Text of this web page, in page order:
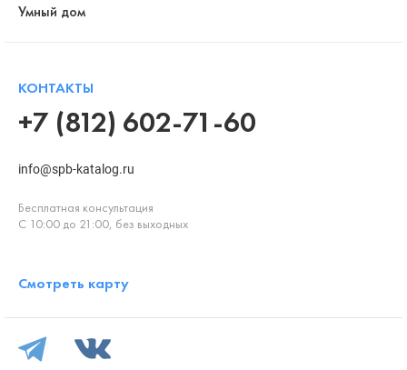
Умный дом
КОНТАКТЫ
+7 (812) 602-71-60
info@spb-katalog.ru
Бесплатная консультация
С 10:00 до 21:00, без выходных
Смотреть карту